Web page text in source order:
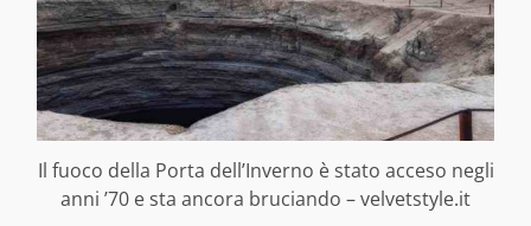
Il fuoco della Porta dell’Inverno è stato acceso negli
anni ’70 e sta ancora bruciando – velvetstyle.it